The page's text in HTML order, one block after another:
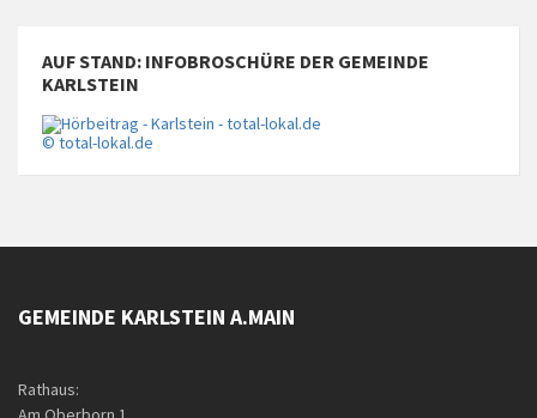
AUF STAND: INFOBROSCHÜRE DER GEMEINDE
KARLSTEIN
© total-lokal.de
GEMEINDE KARLSTEIN A.MAIN
Rathaus: